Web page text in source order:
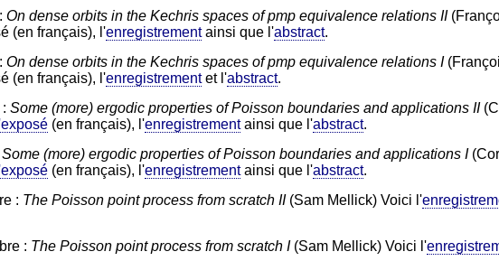
On dense orbits in the Kechris spaces of pmp equivalence relations II
(en français), l'enregistrementainsi que l'abstract.
On dense orbits in the Kechris spaces of pmp equivalence relations I
(en français), l'enregistrementet l'abstract.
Some (more) ergodic properties of Poisson boundaries and applications II
(en français), l'enregistrementainsi que l'abstract.
Some (more) ergodic properties of Poisson boundaries and applications I
(en français), l'enregistrementainsi que l'abstract.
: The Poisson point process from scratch II(Sam Mellick) Voici l'
: The Poisson point process from scratch I(Sam Mellick) Voici l'